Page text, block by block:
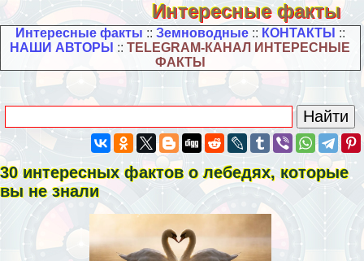
Интересные факты
Интересные факты :: Земноводные:: КОНТАКТЫ ::
НАШИ АВТОРЫ ::TELEGRAM-КАНАЛ ИНТЕРЕСНЫЕ
ФАКТЫ
30 интересных фактов о лебедях, которые
вы не знали